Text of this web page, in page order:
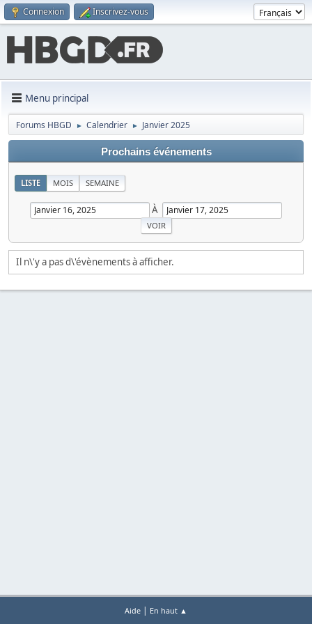
Connexion Inscrivez-vous
Menu principal
Forums HBGD ► Calendrier ► Janvier 2025
Prochains événements
LISTE MOIS SEMAINE
À
Il n\'y a pas d\'évènements à afficher.
Aide | En haut ▲